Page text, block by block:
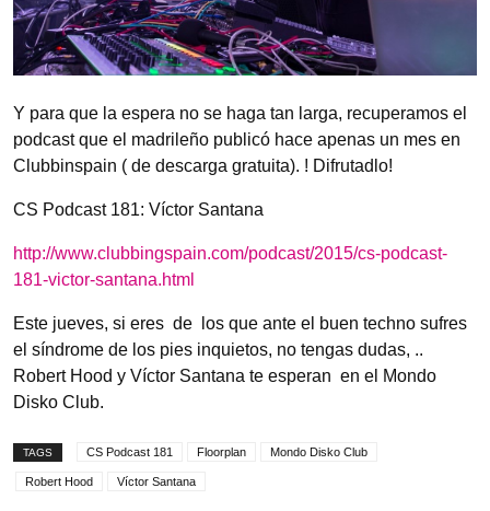
Y para que la espera no se haga tan larga, recuperamos el
podcast que el madrileño publicó hace apenas un mes en
Clubbinspain ( de descarga gratuita). ! Difrutadlo!
CS Podcast 181: Víctor Santana
http://www.clubbingspain.com/podcast/2015/cs-podcast-
181-victor-santana.html
Este jueves, si eres de los que ante el buen techno sufres
el síndrome de los pies inquietos, no tengas dudas, ..
Robert Hood y Víctor Santana te esperan en el Mondo
Disko Club.
TAGS CS Podcast 181 Floorplan Mondo Disko Club
Robert Hood Víctor Santana